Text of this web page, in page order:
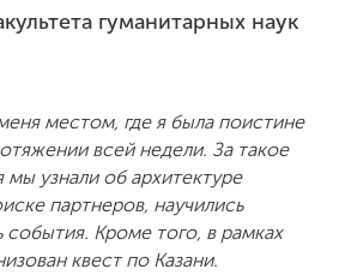
гуманитарных наук
местом, где я была поистине
всей недели. За такое
узнали об архитектуре
партнеров, научились
события. Кроме того, в рамках
квест по Казани.